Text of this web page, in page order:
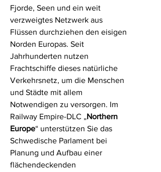
Fjorde, Seen und ein weit
verzweigtes Netzwerk aus
Flüssen durchziehen den eisigen
Norden Europas. Seit
Jahrhunderten nutzen
Frachtschiffe dieses natürliche
Verkehrsnetz, um die Menschen
und Städte mit allem
Notwendigen zu versorgen. Im
Railway Empire-DLC „Northern
Europe“ unterstützen Sie das
Schwedische Parlament bei
Planung und Aufbau einer
flächendeckenden